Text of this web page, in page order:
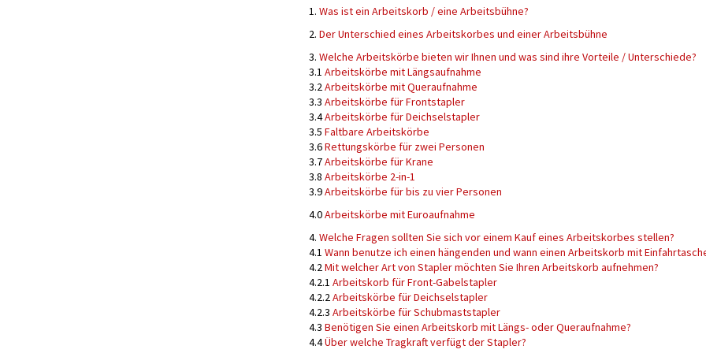
1. Was ist ein Arbeitskorb / eine Arbeitsbühne?
2. Der Unterschied eines Arbeitskorbes und einer Arbeitsbühne
3. Welche Arbeitskörbe bieten wir Ihnen und was sind ihre Vorteile / Unterschiede?
3.1 Arbeitskörbe mit Längsaufnahme
3.2 Arbeitskörbe mit Queraufnahme
3.3 Arbeitskörbe für Frontstapler
3.4Arbeitskörbe für Deichselstapler
3.5 Faltbare Arbeitskörbe
3.6Rettungskörbe für zwei Personen
3.7Arbeitskörbe für Krane
3.8 Arbeitskörbe 2-in-1
3.9Arbeitskörbe für bis zu vier Personen
4.0Arbeitskörbe mit Euroaufnahme
4. Welche Fragen sollten Sie sich vor einem Kauf eines Arbeitskorbes stellen?
4.1 Wann benutze ich einen hängenden und wann einen Arbeitskorb mit
4.2 Mit welcher Art von Stapler möchten Sie Ihren Arbeitskorb aufnehmen?
4.2.1 Arbeitskorb für Front-Gabelstapler
4.2.2 Arbeitskörbe für Deichselstapler
4.2.3 Arbeitskörbe für Schubmaststapler
4.3 Benötigen Sie einen Arbeitskorb mit Längs- oder Queraufnahme?
4.4Über welche Tragkraft verfügt der Stapler?